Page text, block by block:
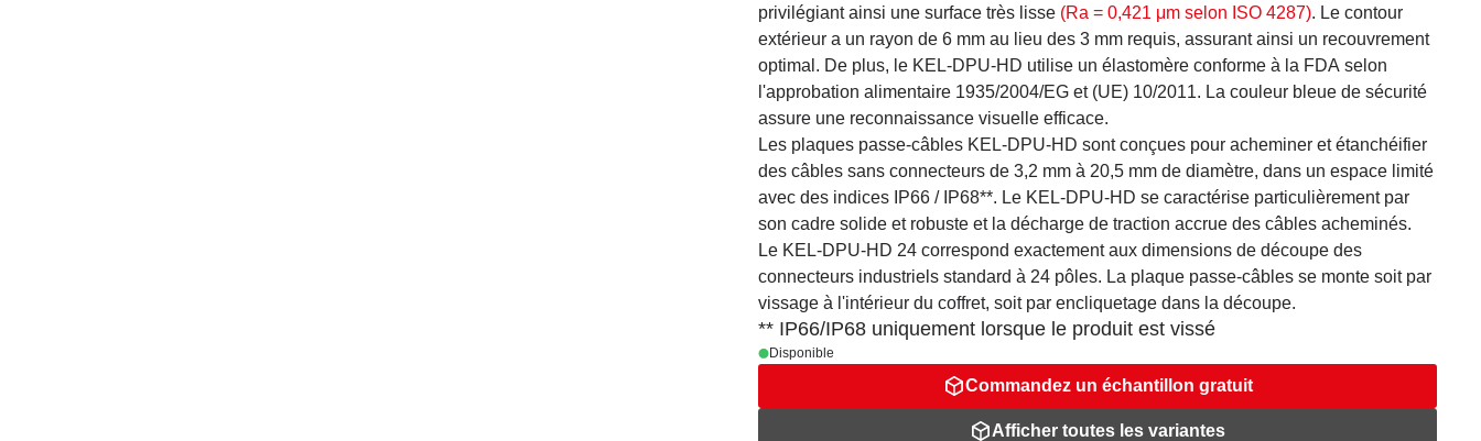
privilégiant ainsi une surface très lisse (Ra = 0,421 μm selon ISO 4287). Le contour
extérieur a un rayon de 6 mm au lieu des 3 mm requis, assurant ainsi un recouvrement
optimal. De plus, le KEL-DPU-HD utilise un élastomère conforme à la FDA selon
l'approbation alimentaire 1935/2004/EG et (UE) 10/2011. La couleur bleue de sécurité
assure une reconnaissance visuelle efficace.
Les plaques passe-câbles KEL-DPU-HD sont conçues pour acheminer et étanchéifier
des câbles sans connecteurs de 3,2 mm à 20,5 mm de diamètre, dans un espace limité
avec des indices IP66 / IP68**. Le KEL-DPU-HD se caractérise particulièrement par
son cadre solide et robuste et la décharge de traction accrue des câbles acheminés.
Le KEL-DPU-HD 24 correspond exactement aux dimensions de découpe des
connecteurs industriels standard à 24 pôles. La plaque passe-câbles se monte soit par
vissage à l'intérieur du coffret, soit par encliquetage dans la découpe.
** IP66/IP68 uniquement lorsque le produit est vissé
Disponible
Commandez un échantillon gratuit
Afficher toutes les variantes